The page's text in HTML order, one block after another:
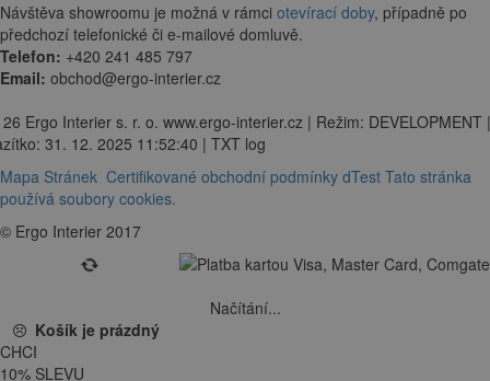
Návštěva showroomu je možná v rámci otevírací doby, případně po
předchozí telefonické či e-mailové domluvě.
Telefon: +420 241 485 797
Email: obchod@ergo-interier.cz
Ergo Interier s. r. o. www.ergo-interier.cz | Režim: DEVELOPMENT |
31. 12. 2025 11:52:40 | TXT log
Mapa Stránek Certifikované obchodní podmínky dTest Tato stránka
používá soubory cookies.
© Ergo Interier 2017
Načítání...
Košík je prázdný
CHCI
10% SLEVU